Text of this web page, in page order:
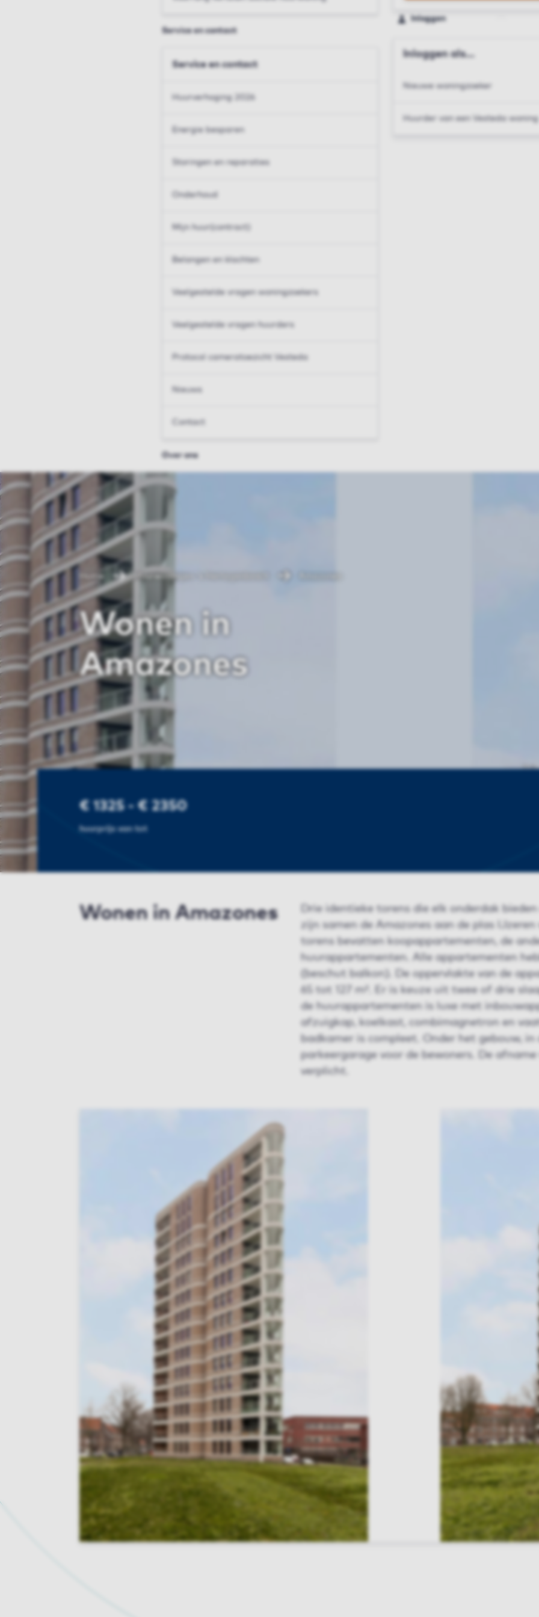
Service en contact
Service en contact
Huurverhoging 2026
Energie besparen
Storingen en reparaties
Onderhoud
Mijn huur(contract)
Belangen en klachten
Veelgestelde vragen woningzoekers
Veelgestelde vragen huurders
Protocol cameratoezicht Vesteda
Nieuws
Contact
Over ons
Inloggen
Inloggen als...
Nieuwe woningzoeker
Huurder van een Vesteda woning
Huurwoningen 's Hertogenbosch
Wonen in
Amazones
€ 1325 - € 2350
huurprijs van tot
Wonen in Amazones
Drie identieke torens die elk onderdak
zijn samen de Amazones aan de plas IJzeren
torens bevatten koopappartementen, de
huurappartementen. Alle appartementen
(beschut balkon). De oppervlakte van de
65 tot 127 m². Er is keuze uit twee of drie
de huurappartementen is luxe met
afzuigkap, koelkast, combimagnetron en
badkamer is compleet. Onder het gebouw, in
parkeergarage voor de bewoners. De
verplicht.